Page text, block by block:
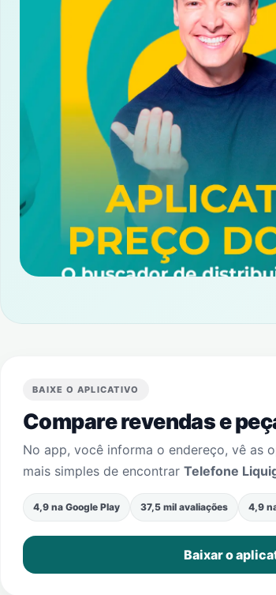
BAIXE O APLICATIVO
Compare revendas e
No app, você informa o endereço, vê as
mais simples de encontrar Telefone
4,9 na Google Play 37,5 mil avaliações 4,9
Baixar o